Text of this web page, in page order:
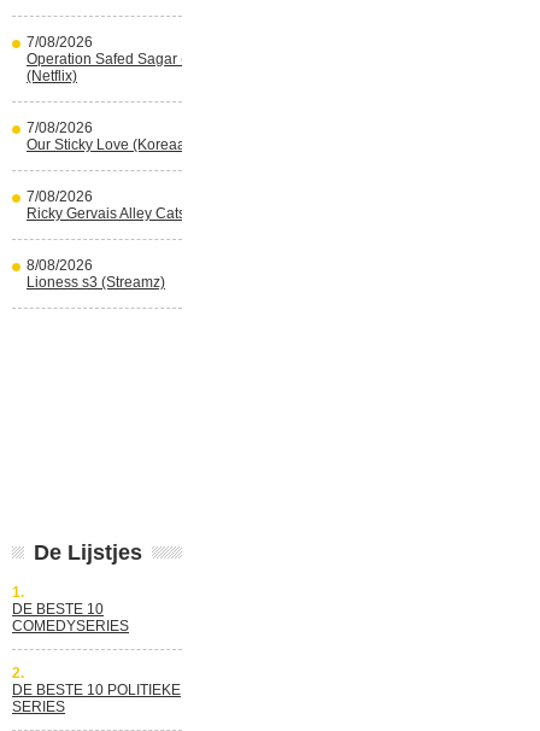
7/08/2026
Operation Safed Sagar (Indisch)
(Netflix)
7/08/2026
Our Sticky Love (Koreaans) (Netflix)
7/08/2026
Ricky Gervais Alley Cats (Netflix)
8/08/2026
Lioness s3 (Streamz)
De Lijstjes
1.
DE BESTE 10
COMEDYSERIES
2.
DE BESTE 10 POLITIEKE
SERIES